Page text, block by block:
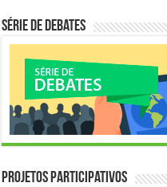
Série de Debates
Projetos Participativos